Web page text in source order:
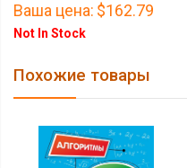
Ваша цена: $162.79
Not In Stock
Похожие товары